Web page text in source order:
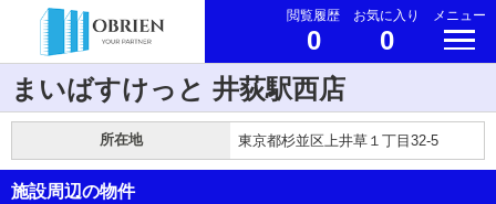
閲覧履歴
0
お気に入り
0
メニュー
まいばすけっと 井荻駅西店
所在地 東京都杉並区上井草１丁目32-5
施設周辺の物件